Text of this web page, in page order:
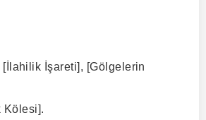
İşareti], [Gölgelerin
Kölesi].